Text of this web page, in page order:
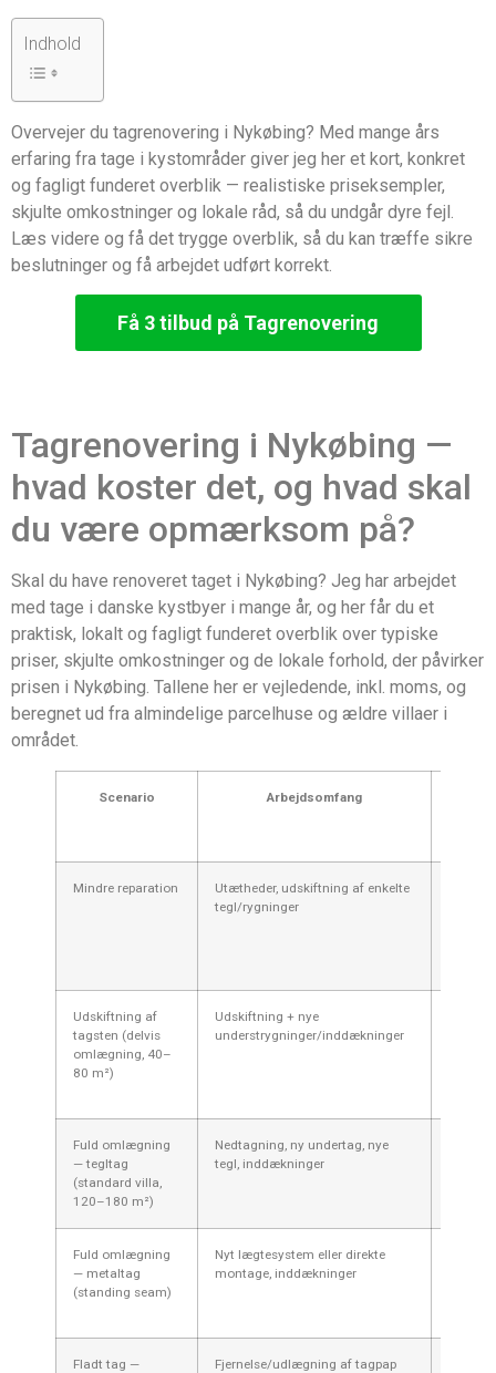
Indhold
Overvejer du tagrenovering i Nykøbing? Med mange års
erfaring fra tage i kystområder giver jeg her et kort, konkret
og fagligt funderet overblik — realistiske priseksempler,
skjulte omkostninger og lokale råd, så du undgår dyre fejl.
Læs videre og få det trygge overblik, så du kan træffe sikre
beslutninger og få arbejdet udført korrekt.
Få 3 tilbud på Tagrenovering
Tagrenovering i Nykøbing —
hvad koster det, og hvad skal
du være opmærksom på?
Skal du have renoveret taget i Nykøbing? Jeg har arbejdet
med tage i danske kystbyer i mange år, og her får du et
praktisk, lokalt og fagligt funderet overblik over typiske
priser, skjulte omkostninger og de lokale forhold, der påvirker
prisen i Nykøbing. Tallene her er vejledende, inkl. moms, og
beregnet ud fra almindelige parcelhuse og ældre villaer i
området.
Scenario Arbejdsomfang
Mindre reparation
Utætheder, udskiftning af enkelte
tegl/rygninger
Udskiftning af
tagsten (delvis
omlægning, 40–
80 m²)
Udskiftning + nye
understrygninger/inddækninger
Fuld omlægning
— tegltag
(standard villa,
120–180 m²)
Nedtagning, ny undertag, nye
tegl, inddækninger
Fuld omlægning
— metaltag
(standing seam)
Nyt lægtesystem eller direkte
montage, inddækninger
Fladt tag —
Fjernelse/udlægning af tagpap